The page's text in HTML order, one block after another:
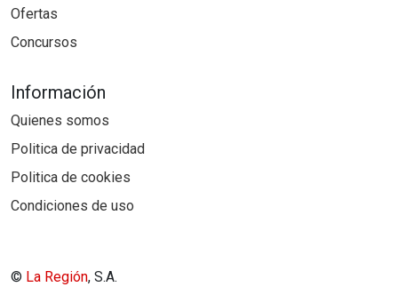
Ofertas
Concursos
Información
Quienes somos
Politica de privacidad
Politica de cookies
Condiciones de uso
© La Región, S.A.